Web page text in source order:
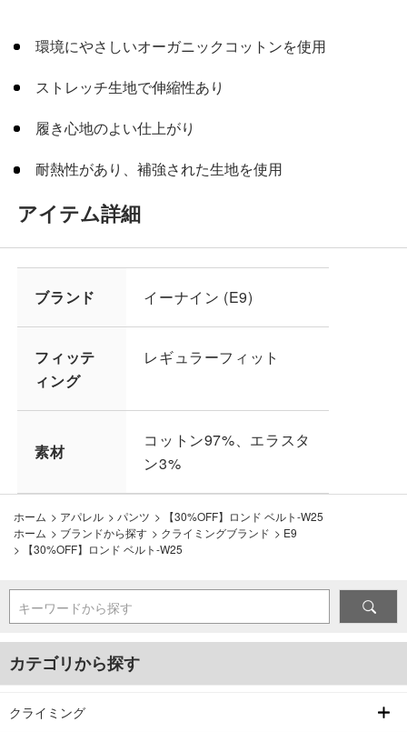
環境にやさしいオーガニックコットンを使用
ストレッチ生地で伸縮性あり
履き心地のよい仕上がり
耐熱性があり、補強された生地を使用
アイテム詳細
ブランド イーナイン (E9)
フィッテ
ィング
レギュラーフィット
素材
コットン97%、エラスタ
ン3%
ホーム > アパレル > パンツ >
【30%OFF】ロンド ベルト-W25
ホーム > ブランドから探す > クライミングブランド > E9
>
【30%OFF】ロンド ベルト-W25
キーワードから探す
カテゴリから探す
クライミング